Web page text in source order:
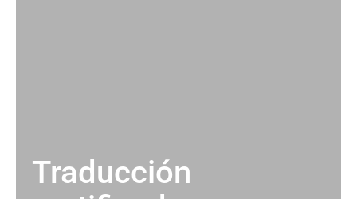
Traducción